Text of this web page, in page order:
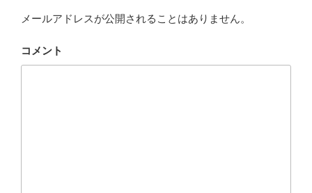
メールアドレスが公開されることはありません。
コメント